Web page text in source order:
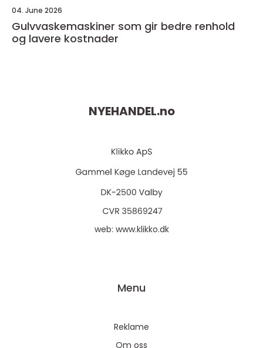
04. June 2026
Gulvvaskemaskiner som gir bedre renhold
og lavere kostnader
NYEHANDEL.no
web: www.klikko.dk
Menu
Reklame
Om oss